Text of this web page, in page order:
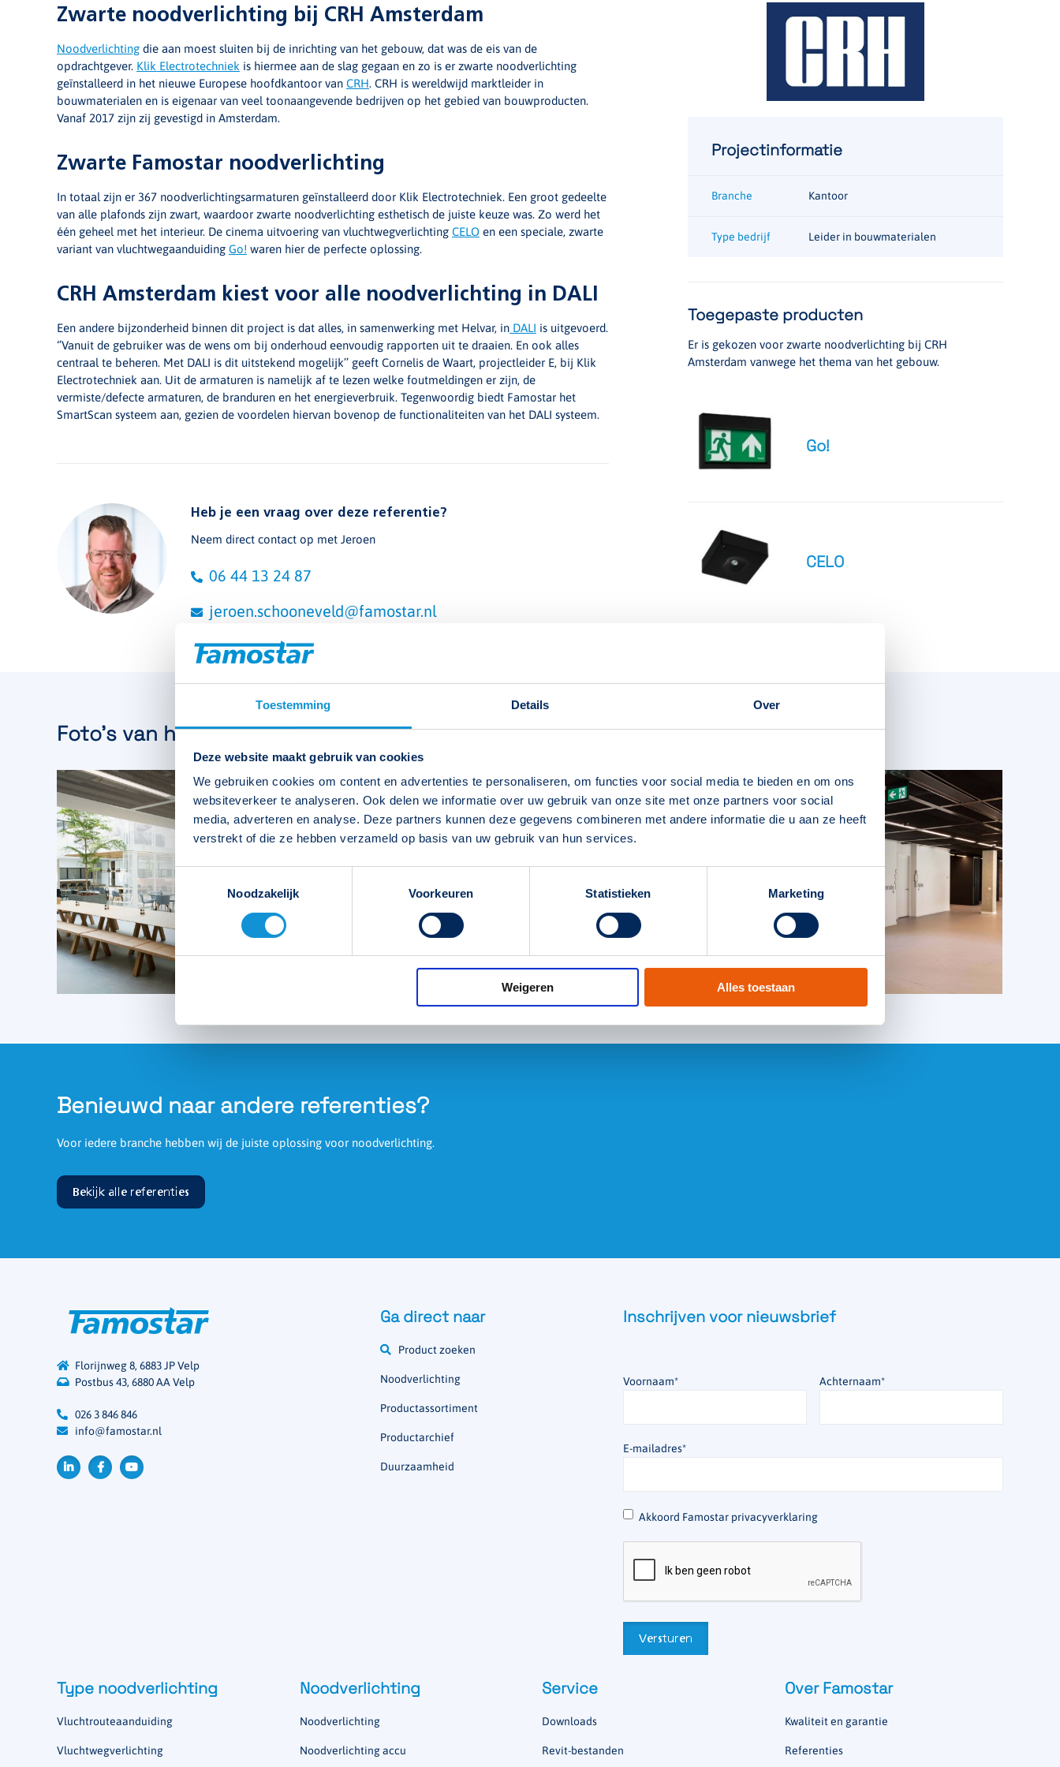
Toestemming Details Over
Deze website maakt gebruik van cookies
We gebruiken cookies om content en advertenties te personaliseren, om functies voor social media te bieden en om ons
websiteverkeer te analyseren. Ook delen we informatie over uw gebruik van onze site met onze partners voor social
media, adverteren en analyse. Deze partners kunnen deze gegevens combineren met andere informatie die u aan ze heeft
verstrekt of die ze hebben verzameld op basis van uw gebruik van hun services.
Toestemmingsselectie
Noodzakelijk
Voorkeuren Statistieken Marketing
Weigeren Alles toestaan
Zwarte noodverlichting bij CRH Amsterdam
Noodverlichting die aan moest sluiten bij de inrichting van het gebouw, dat was de eis van de
opdrachtgever. Klik Electrotechniek is hiermee aan de slag gegaan en zo is er zwarte noodverlichting
geïnstalleerd in het nieuwe Europese hoofdkantoor van CRH. CRH is wereldwijd marktleider in
bouwmaterialen en is eigenaar van veel toonaangevende bedrijven op het gebied van bouwproducten.
Vanaf 2017 zijn zij gevestigd in Amsterdam.
Zwarte Famostar noodverlichting
In totaal zijn er 367 noodverlichtingsarmaturen geïnstalleerd door Klik Electrotechniek. Een groot gedeelte
van alle plafonds zijn zwart, waardoor zwarte noodverlichting esthetisch de juiste keuze was. Zo werd het
één geheel met het interieur. De cinema uitvoering van vluchtwegverlichting CELO en een speciale, zwarte
variant van vluchtwegaanduiding Go! waren hier de perfecte oplossing.
CRH Amsterdam kiest voor alle noodverlichting in DALI
Een andere bijzonderheid binnen dit project is dat alles, in samenwerking met Helvar, in DALI is uitgevoerd.
‘’Vanuit de gebruiker was de wens om bij onderhoud eenvoudig rapporten uit te draaien. En ook alles
centraal te beheren. Met DALI is dit uitstekend mogelijk’’ geeft Cornelis de Waart, projectleider E, bij Klik
Electrotechniek aan. Uit de armaturen is namelijk af te lezen welke foutmeldingen er zijn, de
vermiste/defecte armaturen, de branduren en het energieverbruik. Tegenwoordig biedt Famostar het
SmartScan systeem aan, gezien de voordelen hiervan bovenop de functionaliteiten van het DALI systeem.
Heb je een vraag over deze referentie?
Neem direct contact op met Jeroen
06 44 13 24 87
jeroen.schooneveld@famostar.nl
Projectinformatie
Branche Kantoor
Type bedrijf Leider in bouwmaterialen
Toegepaste producten
Er is gekozen voor zwarte noodverlichting bij CRH
Amsterdam vanwege het thema van het gebouw.
Go!
CELO
Foto’s van het eindresultaat
Benieuwd naar andere referenties?
Voor iedere branche hebben wij de juiste oplossing voor noodverlichting.
Bekijk alle referenties
Florijnweg 8, 6883 JP Velp
Postbus 43, 6880 AA Velp
026 3 846 846
info@famostar.nl
Ga direct naar
Product zoeken
Noodverlichting
Productassortiment
Productarchief
Duurzaamheid
Inschrijven voor nieuwsbrief
Voornaam* Achternaam*
E-mailadres*
* Akkoord Famostar privacyverklaring
Type noodverlichting
Vluchtrouteaanduiding
Vluchtwegverlichting
Noodverlichting
Noodverlichting
Noodverlichting accu
Service
Downloads
Revit-bestanden
Over Famostar
Kwaliteit en garantie
Referenties